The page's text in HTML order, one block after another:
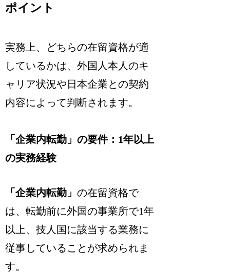
ポイント
実務上、どちらの在留資格が適
しているかは、外国人本人のキ
ャリア状況や日本企業との契約
内容によって判断されます。
「企業内転勤」の要件：1年以上
の実務経験
「企業内転勤」の在留資格で
は、転勤前に外国の事業所で1年
以上、技人国に該当する業務に
従事していることが求められま
す。